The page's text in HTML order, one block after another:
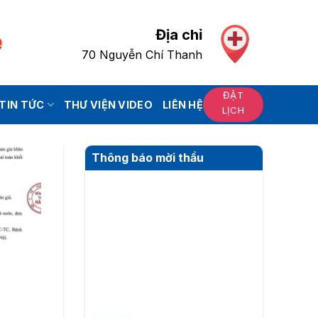
Địa chỉ
70 Nguyễn Chí Thanh
TIN TỨC THƯ VIỆN VIDEO LIÊN HỆ
ĐẶT
LỊCH
Thông báo mời thầu